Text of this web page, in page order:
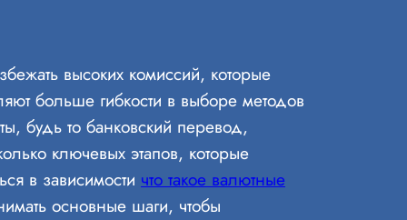
высоких комиссий, которые
больше гибкости в выборе методов
будь то банковский перевод,
ключевых этапов, которые
в зависимости что такое валютные
основные шаги, чтобы